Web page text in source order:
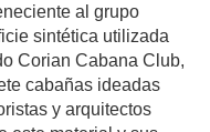
al grupo
sintética utilizada
Corian Cabana Club,
cabañas ideadas
y arquitectos